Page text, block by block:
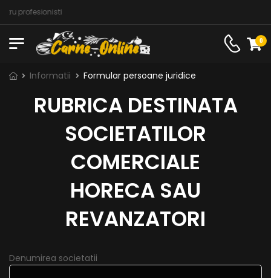
profesionisti
0
Informatii Formular persoane juridice
RUBRICA DESTINATA
SOCIETATILOR
COMERCIALE
HORECA SAU
REVANZATORI
Denumirea societatii